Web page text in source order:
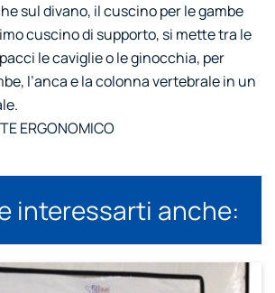
sul divano, il cuscino per le gambe
cuscino di supporto, si mette tra le
le caviglie o le ginocchia, per
l’anca e la colonna vertebrale in un
ERGONOMICO
interessarti anche: